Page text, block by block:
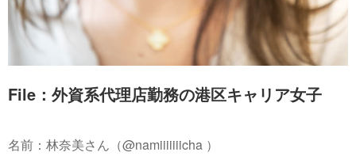
File：外資系代理店勤務の港区キャリア女子
名前：林奈美さん（@namiiiiiiicha ）